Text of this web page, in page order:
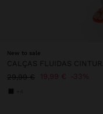
New to sale
CALÇAS FLUIDAS
29,99 €
19,99 € 33%